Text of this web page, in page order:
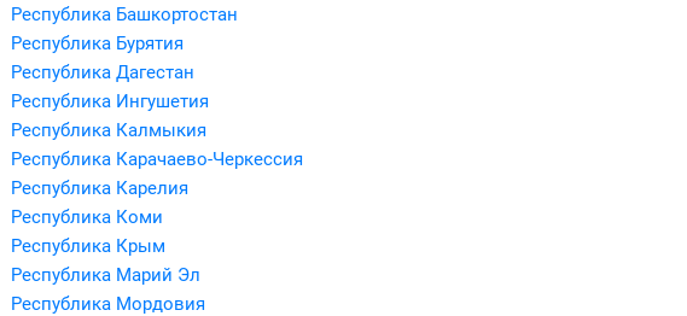
Республика Башкортостан
Республика Бурятия
Республика Дагестан
Республика Ингушетия
Республика Калмыкия
Республика Карачаево-Черкессия
Республика Карелия
Республика Коми
Республика Крым
Республика Марий Эл
Республика Мордовия